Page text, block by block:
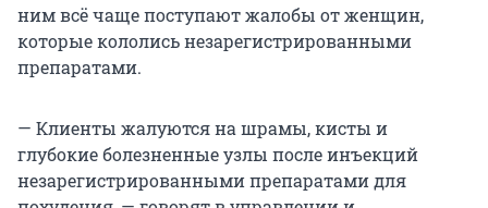
ним всё чаще поступают жалобы от женщин,
которые кололись незарегистрированными
препаратами.
— Клиенты жалуются на шрамы, кисты и
глубокие болезненные узлы после инъекций
незарегистрированными препаратами для